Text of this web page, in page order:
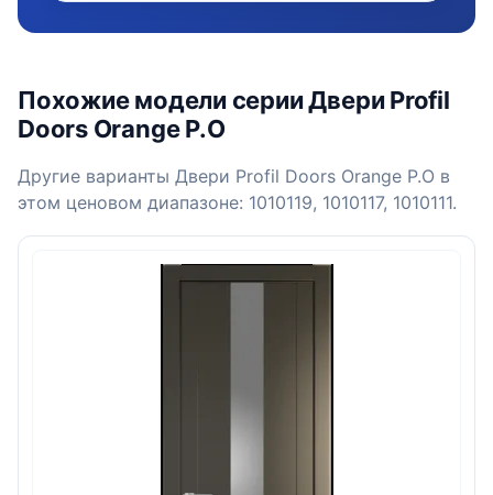
Похожие модели серии Двери Profil
Doors Orange P.O
Другие варианты Двери Profil Doors Orange P.O в
этом ценовом диапазоне: 1010119, 1010117, 1010111.